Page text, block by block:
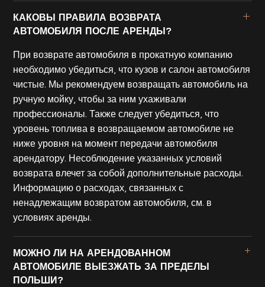
КАКОВЫ ПРАВИЛА ВОЗВРАТА
АВТОМОБИЛЯ ПОСЛЕ АРЕНДЫ?
При возврате автомобиля в прокатную компанию
необходимо убедиться, что кузов и салон автомобиля
чистые. Мы рекомендуем возвращать автомобиль на
ручную мойку, чтобы за ним ухаживали
профессионалы. Также следует убедиться, что
уровень топлива в возвращаемом автомобиле не
ниже уровня на момент передачи автомобиля
арендатору. Несоблюдение указанных условий
возврата влечет за собой дополнительные расходы.
Информацию о расходах, связанных с
ненадлежащим возвратом автомобиля, см. в
условиях аренды.
МОЖНО ЛИ НА АРЕНДОВАННОМ
АВТОМОБИЛЕ ВЫЕЗЖАТЬ ЗА ПРЕДЕЛЫ
ПОЛЬШИ?